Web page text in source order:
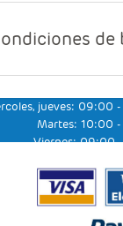
de
jueves: 09:00
Martes: 10:00
Viernes: 09:00